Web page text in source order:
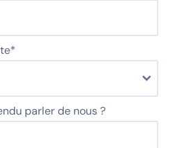
*
parler de nous ?